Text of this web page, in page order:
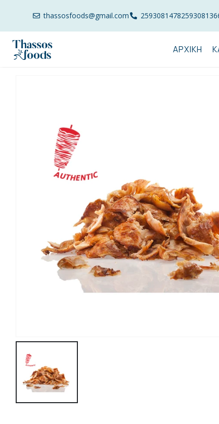
thassosfoods@gmail.com 2593081478
ΑΡΧΙΚΉ